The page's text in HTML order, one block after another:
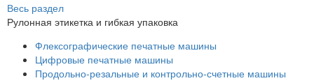
Весь раздел
Рулонная этикетка и гибкая упаковка
Флексографические печатные машины
Цифровые печатные машины
Продольно-резальные и контрольно-счетные машины